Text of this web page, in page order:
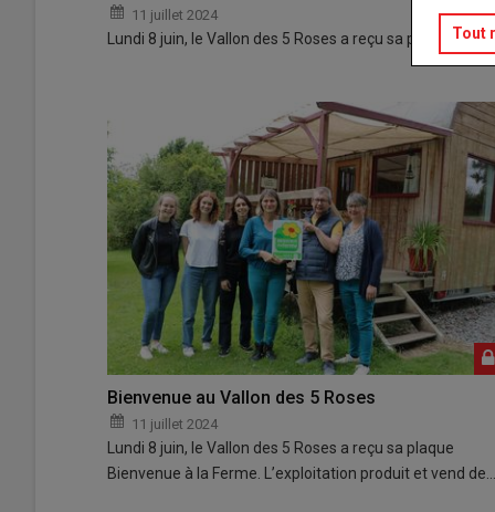
11 juillet 2024
Lundi 8 juin, le Vallon des 5 Roses a reçu sa plaque
Bienvenue au Vallon des 5 Roses
11 juillet 2024
Lundi 8 juin, le Vallon des 5 Roses a reçu sa plaque
Bienvenue à la Ferme. L’exploitation produit et vend de…
Tout